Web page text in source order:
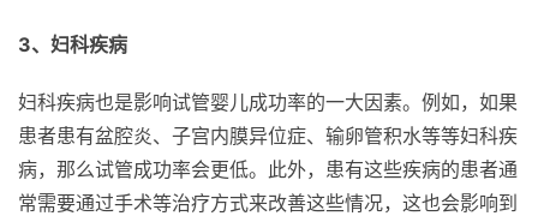
3、妇科疾病
妇科疾病也是影响试管婴儿成功率的一大因素。例如，如果
患者患有盆腔炎、子宫内膜异位症、输卵管积水等等妇科疾
病，那么试管成功率会更低。此外，患有这些疾病的患者通
常需要通过手术等治疗方式来改善这些情况，这也会影响到